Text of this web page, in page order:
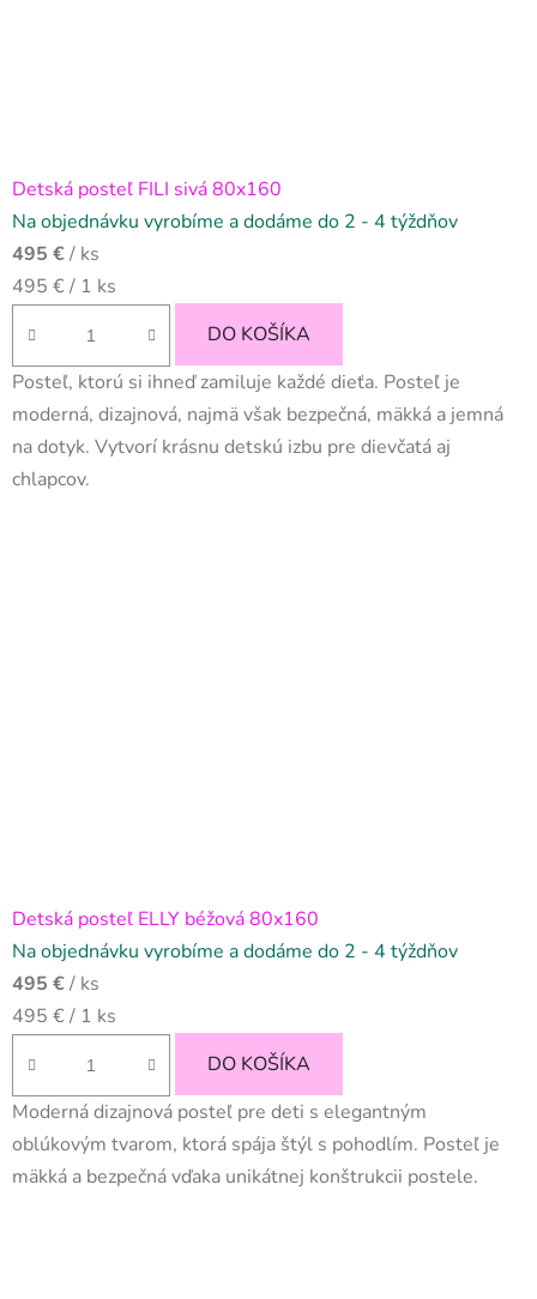
Detská posteľ FILI sivá 80x160
Na objednávku vyrobíme a dodáme do 2 - 4 týždňov
495 €/ ks
Jednotková
495 € / 1 ks
DO KOŠÍKA
Posteľ, ktorú si ihneď zamiluje každé dieťa. Posteľ je
moderná, dizajnová, najmä však bezpečná, mäkká a jemná
na dotyk. Vytvorí krásnu detskú izbu pre dievčatá aj
chlapcov.
Detská posteľ ELLY béžová 80x160
Na objednávku vyrobíme a dodáme do 2 - 4 týždňov
495 €/ ks
Jednotková
495 € / 1 ks
DO KOŠÍKA
Moderná dizajnová posteľ pre deti s elegantným
oblúkovým tvarom, ktorá spája štýl s pohodlím. Posteľ je
mäkká a bezpečná vďaka unikátnej konštrukcii postele.